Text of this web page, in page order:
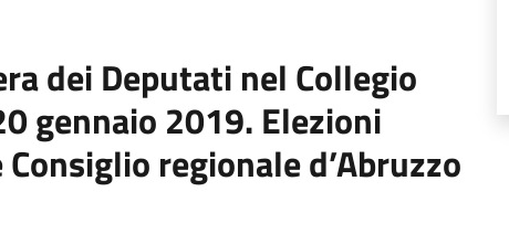
dei Deputati nel Collegio
gennaio 2019. Elezioni
regionale d’Abruzzo